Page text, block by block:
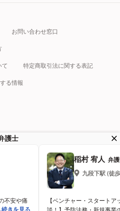
護士
不安や痛
出すお手
続きを見る
稲村 宥人 弁
九段下駅 (徒歩
【ベンチャー・スタート
談！】予防法務・新規事業
お問い合わせ窓口
て 特定商取引法に関する表記
る情報
イン
プロフェッショナルテック総研
務弁護士 ドットコム
なの法律相談まとめアーカイブ